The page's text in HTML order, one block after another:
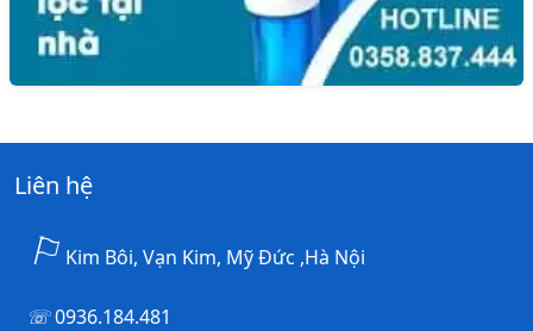
Liên hệ
Kim Bôi, Vạn Kim, Mỹ Đức ,Hà Nội
0936.184.481